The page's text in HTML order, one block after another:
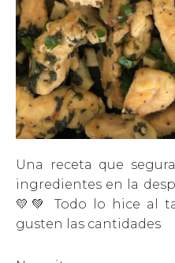
Una receta que
ingredientes en la
💛💚 Todo lo hice al
gusten las cantidades